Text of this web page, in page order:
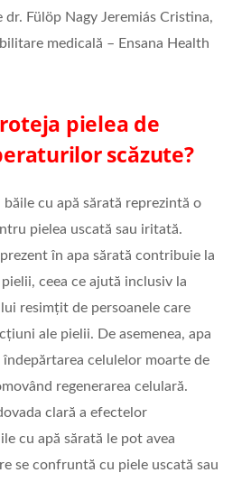
dr. Fülöp Nagy Jeremiás Cristina,
medicală – Ensana Health
pielea de
scăzute?
băile cu apă sărată reprezintă o
pielea uscată sau iritată.
în apa sărată contribuie la
ceea ce ajută inclusiv la
resimțit de persoanele care
ale pielii. De asemenea, apa
celulelor moarte de
regenerarea celulară.
clară a efectelor
cu apă sărată le pot avea
se confruntă cu piele uscată sau